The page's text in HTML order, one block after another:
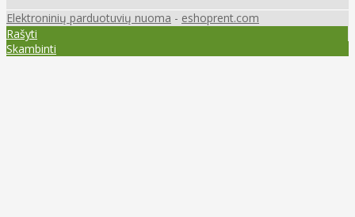
Elektroninių parduotuvių nuoma - eshoprent.com
Rašyti
Skambinti